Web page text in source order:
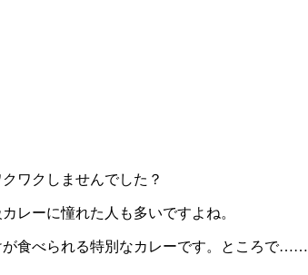
ワクしませんでした？
レーに憧れた人も多いですよね。
食べられる特別なカレーです。ところで……